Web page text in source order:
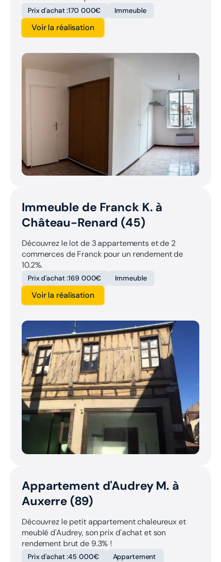
Prix d'achat :170 000€ Immeuble
Voir la réalisation
Immeuble de Franck K. à
Château-Renard (45)
Découvrez le lot de 3 appartements et de 2
commerces de Franck pour un rendement de
10.2%.
Prix d'achat :169 000€ Immeuble
Voir la réalisation
Appartement d'Audrey M. à
Auxerre (89)
Découvrez le petit appartement chaleureux et
meublé d'Audrey, son prix d'achat et son
rendement brut de 9.3% !
Prix d'achat :45 000€ Appartement